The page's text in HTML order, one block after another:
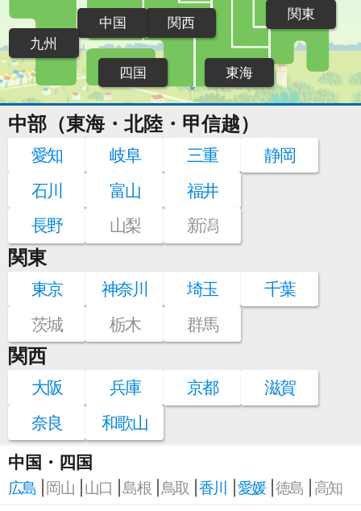
関東
東海
関西
中国
四国
九州
中部（東海・北陸・甲信越）
愛知 岐阜 三重
静岡
石川
富山
福井
長野
山梨 新潟
関東
東京 神奈川 埼玉
千葉
茨城
栃木 群馬
関西
大阪 兵庫 京都
滋賀
奈良
和歌山
中国・四国
広島 岡山 山口 島根 鳥取 香川 愛媛 徳島 高知